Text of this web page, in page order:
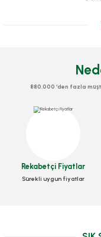
Sos Kabı Pet 50 Cc Ayrı
880.000 ‘den fazla
Rekabetçi Fiyatlar
Sürekli uygun fiyatlar